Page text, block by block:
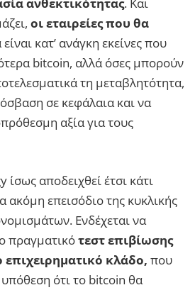
ανθεκτικότητας. Και
οι εταιρείες που θα
κατ’ ανάγκη εκείνες που
bitcoin, αλλά όσες μπορούν
τη μεταβλητότητα,
σε κεφάλαια και να
αξία για τους
αποδειχθεί έτσι κάτι
ακόμη επεισόδιο της κυκλικής
Ενδέχεται να
πραγματικότεστ επιβίωσης
κλάδο, που
ότι το bitcoin θα